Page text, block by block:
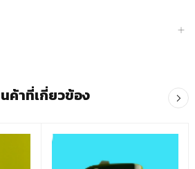
ค้าที่เกี่ยวข้อง